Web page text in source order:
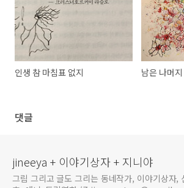
인생 참 마침표 없지 남은 나머지
댓글
jineeya + 이야기상자 + 지니야
그림 그리고 글도 그리는 동네작가, 이야기상자,